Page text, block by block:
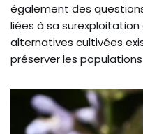
également des
liées à sa
alternatives cultivées
préserver les